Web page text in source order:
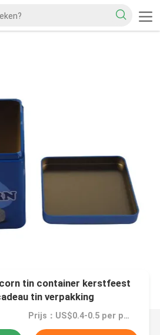
tin container kerstfeest
tin verpakking
Prijs：US$0.4-0.5 per piece